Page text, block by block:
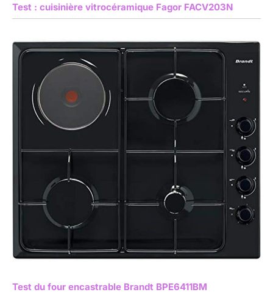
Test : cuisinière vitrocéramique Fagor FACV203N
Test du four encastrable Brandt BPE6411BM